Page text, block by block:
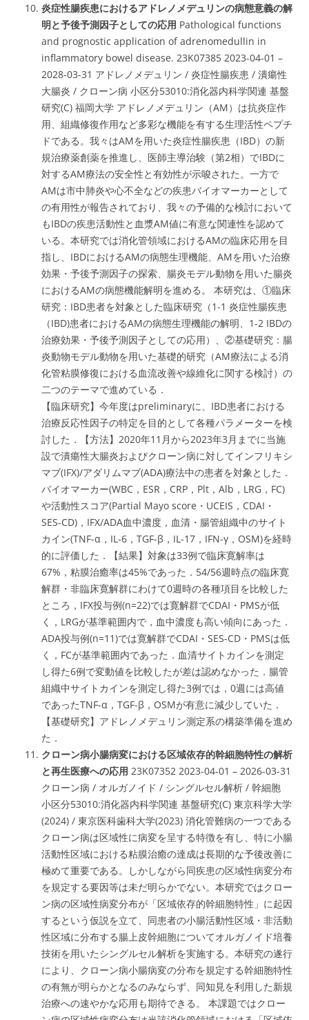
炎症性腸疾患におけるアドレノメデュリンの病態意義の解
明と予後予測因子としての応用 Pathological functions
and prognostic application of adrenomedullin in
inflammatory bowel disease. 23K07385 2023-04-01 –
2028-03-31 アドレノメデュリン / 炎症性腸疾患 / 潰瘍性
大腸炎 / クローン病 小区分53010:消化器内科学関連 基盤
研究(C) 福岡大学 アドレノメデュリン（AM）は抗炎症作
用、組織修復作用など多彩な機能を有する生理活性ペプチ
ドである。我々はAMを用いた炎症性腸疾患（IBD）の新
規治療薬創薬を推進し、医師主導治験（第2相）でIBDに
対するAM療法の安全性と有効性が示唆された。一方で
AMは市中肺炎や心不全などの疾患バイオマーカーとして
の有用性が報告されており、我々の予備的な検討において
もIBDの疾患活動性と血漿AM値に有意な関連性を認めて
いる。本研究では消化管領域におけるAMの臨床応用を目
指し、IBDにおけるAMの病態生理機能、AMを用いた治療
効果・予後予測因子の探索、腸炎モデル動物を用いた腸炎
におけるAMの病態機能解明を進める。 本研究は、①臨床
研究：IBD患者を対象とした臨床研究（1-1 炎症性腸疾患
（IBD)患者におけるAMの病態生理機能の解明、1-2 IBDの
治療効果・予後予測因子としての応用）、②基礎研究：腸
炎動物モデル動物を用いた基礎的研究（AM療法による消
化管粘膜修復における血流改善や線維化に関する検討）の
二つのテーマで進めている．
【臨床研究】今年度はpreliminaryに、IBD患者における
治療反応性因子の特定を目的として各種パラメーターを検
討した．【方法】2020年11月から2023年3月までに当施
設で潰瘍性大腸炎およびクローン病に対してインフリキシ
マブ(IFX)/アダリムマブ(ADA)療法中の患者を対象とした．
バイオマーカー(WBC，ESR，CRP，Plt，Alb，LRG，FC)
や活動性スコア(Partial Mayo score・UCEIS，CDAI・
SES-CD)，IFX/ADA血中濃度，血清・腸管組織中のサイト
カイン(TNF-α，IL-6，TGF-β，IL-17，IFN-γ，OSM)を経時
的に評価した．【結果】対象は33例で臨床寛解率は
67%，粘膜治癒率は45%であった．54/56週時点の臨床寛
解群・非臨床寛解群にわけて0週時の各種項目を比較した
ところ，IFX投与例(n=22)では寛解群でCDAI・PMSが低
く，LRGが基準範囲内で，血中濃度も高い傾向にあった．
ADA投与例(n=11)では寛解群でCDAI・SES-CD・PMSは低
く，FCが基準範囲内であった．血清サイトカインを測定
し得た6例で変動値を比較したが差は認めなかった．腸管
組織中サイトカインを測定し得た3例では，0週には高値
であったTNF-α，TGF-β，OSMが有意に減少していた．
【基礎研究】アドレノメデュリン測定系の構築準備を進め
た．
クローン病小腸病変における区域依存的幹細胞特性の解析
と再生医療への応用 23K07352 2023-04-01 – 2026-03-31
クローン病 / オルガノイド / シングルセル解析 / 幹細胞
小区分53010:消化器内科学関連 基盤研究(C) 東京科学大学
(2024) / 東京医科歯科大学(2023) 消化管難病の一つである
クローン病は区域性に病変を呈する特徴を有し、特に小腸
活動性区域における粘膜治癒の達成は長期的な予後改善に
極めて重要である。しかしながら同疾患の区域性病変分布
を規定する要因等は未だ明らかでない。本研究ではクロー
ン病の区域性病変分布が「区域依存的幹細胞特性」に起因
するという仮説を立て、同患者の小腸活動性区域・非活動
性区域に分布する腸上皮幹細胞についてオルガノイド培養
技術を用いたシングルセル解析を実施する。本研究の遂行
により、クローン病小腸病変の分布を規定する幹細胞特性
の有無が明らかとなるのみならず、同知見を利用した新規
治療への速やかな応用も期待できる。 本課題ではクロー